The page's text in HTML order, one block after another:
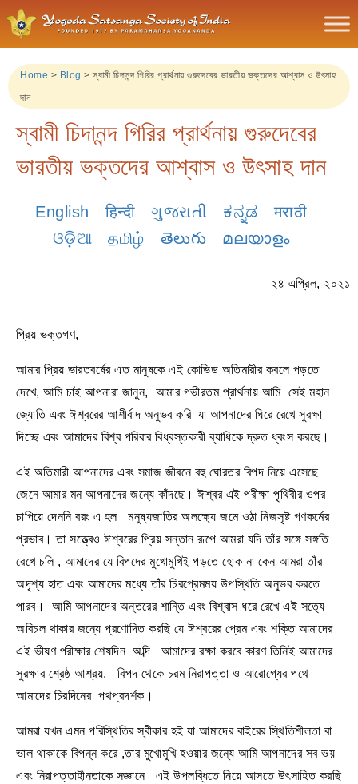
Home > Blog >স্বামী চিদানন্দ গিরির প্রার্থনায় গুরুদেবের ভারতীয় ভক্তদের আশ্বাস ও উৎসাহ
দান
স্বামী চিদানন্দ গিরির প্রার্থনায় গুরুদেবের
ভারতীয় ভক্তদের আশ্বাস ও উৎসাহ দান
English हिन्दी ગુજરાતી ಕನ್ನಡ
मराठी
ଓଡ଼ିଆ
தமிழ் తెలుగు മലയാളം
২৪ এপ্রিল, ২০২১
প্রিয় ভক্তগণ,
আমার প্রিয় ভারতবর্ষের এত মানুষকে এই কোভিড অতিমারীর কবলে পড়তে
দেখে, আমি চাই আপনারা জানুন, আমার গভীরতম প্রার্থনায় আমি সেই মহান
জ্যোতি এবং ঈশ্বরের আশীর্বাদ অনুভব করি যা আপনাদের ঘিরে রেখে সুরক্ষা
দিচ্ছে এবং আমাদের বিশ্ব পরিবার বিধ্বস্তকারী ব্যাধিকে দ্রুত ধ্বংস করছে।
এই অতিমারী আপনাদের এবং সমাজ জীবনে বহু ঘোরতর বিপদ নিয়ে এসেছে
জেনে আমার মন আপনাদের জন্যে কাঁদছে। ঈশ্বর এই পরীক্ষা পৃথিবীর ওপর
চাপিয়ে দেননি বরং এ হল মনুষ্যজাতির অলক্ষ্যে জমে ওঠা নিজসৃষ্ট গণকর্মের
প্রভাব। তা সত্ত্বেও ঈশ্বরের প্রিয় সন্তান রূপে আমরা যদি তাঁর সঙ্গে সঙ্গতি
রেখে চলি , আমাদের যে বিপদের মুখোমুখিই পড়তে হোক না কেন আমরা তাঁর
অদৃশ্য হাত এবং আমাদের মধ্যে তাঁর চিরপ্রেমময় উপস্থিতি অনুভব করতে
পারব। আমি আপনাদের অন্তরের শান্তি এবং বিশ্বাস ধরে রেখে এই সত্যে
অবিচল থাকার জন্যে প্রণোদিত করছি যে ঈশ্বরের প্রেম এবং শক্তি আমাদের
এই ভীষণ পরীক্ষার শেষদিন অব্দি আমাদের রক্ষা করবে কারণ তিনিই আমাদের
সুরক্ষার শ্রেষ্ঠ আশ্রয়, বিপদ থেকে চরম নিরাপত্তা ও আরোগ্যের পথে
আমাদের চিরদিনের পথপ্রদর্শক।
আমরা যখন এমন পরিস্থিতির স্বীকার হই যা আমাদের বাইরের স্থিতিশীলতা বা
ভাল থাকাকে বিপন্ন করে ,তার মুখোমুখি হওয়ার জন্যে আমি আপনাদের সব ভয়
এবং নিরাপত্তাহীনতাকে সজ্ঞানে এই উপলব্ধিতে নিয়ে আসতে উৎসাহিত করছি